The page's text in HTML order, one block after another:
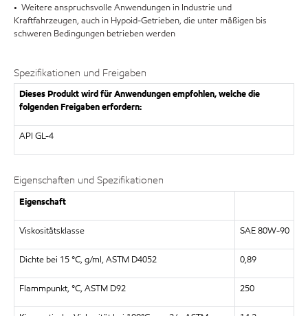
• Weitere anspruchsvolle Anwendungen in Industrie und
Kraftfahrzeugen, auch in Hypoid-Getrieben, die unter mäßigen bis
schweren Bedingungen betrieben werden
Spezifikationen und Freigaben
Dieses Produkt wird für Anwendungen empfohlen, welche die
folgenden Freigaben erfordern:
API GL-4
Eigenschaften und Spezifikationen
Eigenschaft
Viskositätsklasse SAE 80W-90
Dichte bei 15 °C, g/ml, ASTM D4052 0,89
Flammpunkt, °C, ASTM D92 250